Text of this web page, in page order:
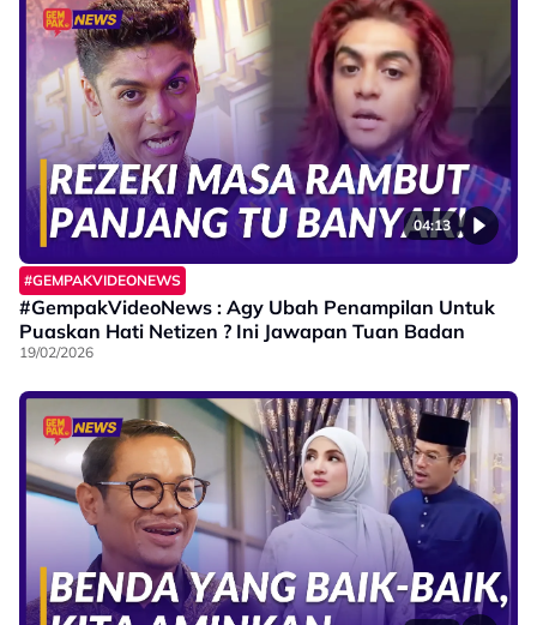
04:13
#GEMPAKVIDEONEWS
#GempakVideoNews : Agy Ubah Penampilan Untuk
Puaskan Hati Netizen ? Ini Jawapan Tuan Badan
19/02/2026